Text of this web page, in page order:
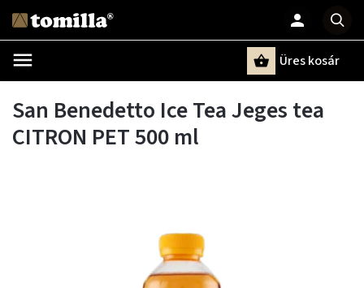
Üres kosár
San Benedetto Ice Tea Jeges tea
CITRON PET 500 ml